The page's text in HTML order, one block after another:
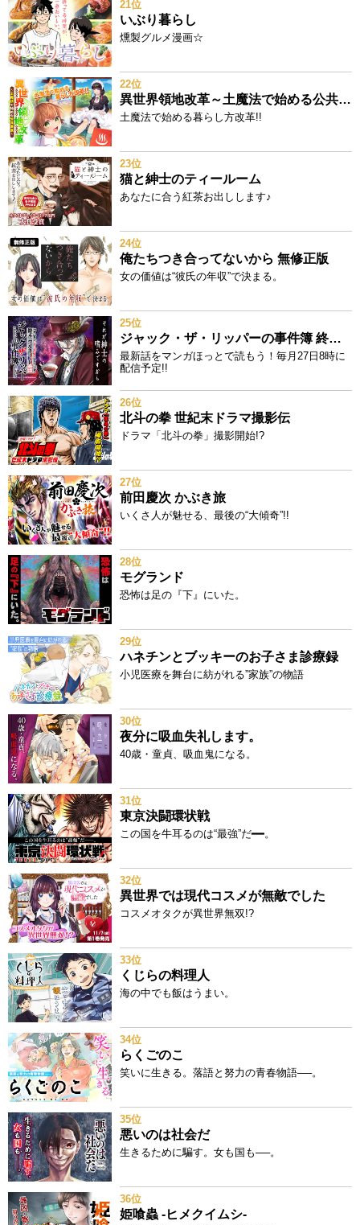
21位
いぶり暮らし
燻製グルメ漫画☆
22位
異世界領地改革～土魔法で始める公共事業～
土魔法で始める暮らし方改革!!
23位
猫と紳士のティールーム
あなたに合う紅茶お出しします♪
24位
俺たちつき合ってないから 無修正版
女の価値は“彼氏の年収”で決まる。
25位
ジャック・ザ・リッパーの事件簿 終末のワルキューレ奇譚
最新話をマンガほっとで読もう！毎月27日8時に
配信予定!!
26位
北斗の拳 世紀末ドラマ撮影伝
ドラマ「北斗の拳」撮影開始!?
27位
前田慶次 かぶき旅
いくさ人が魅せる、最後の“大傾奇”!!
28位
モグランド
恐怖は足の『下』にいた。
29位
ハネチンとブッキーのお子さま診療録
小児医療を舞台に紡がれる”家族”の物語
30位
夜分に吸血失礼します。
40歳・童貞、吸血鬼になる。
31位
東京決闘環状戦
この国を牛耳るのは“最強”だ━━。
32位
異世界では現代コスメが無敵でした
コスメオタクが異世界無双!?
33位
くじらの料理人
海の中でも飯はうまい。
34位
らくごのこ
笑いに生きる。落語と努力の青春物語──。
35位
悪いのは社会だ
生きるために騙す。女も国も──。
36位
姫喰蟲 -ヒメクイムシ-